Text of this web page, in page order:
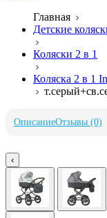
Главная
Детские
Коляски 2 в 1
Коляска 2 в 1
ОписаниеОтзывы (0)
‹